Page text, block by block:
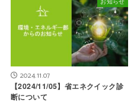
2024.11.07
【2024/11/05】省エネクイック診
断について